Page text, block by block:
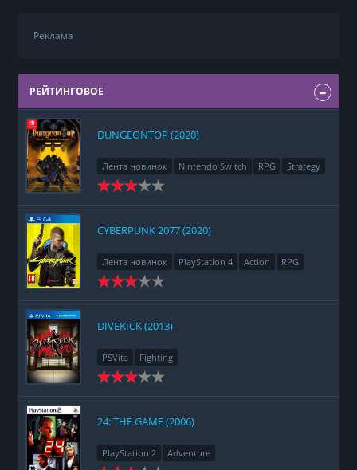
Реклама
РЕЙТИНГОВОЕ
DUNGEONTOP (2020)
Лента новинок Nintendo Switch RPG Strategy
CYBERPUNK 2077 (2020)
Лента новинок PlayStation 4 Action
RPG
Racing
Adventure
DIVEKICK (2013)
PSVita Fighting
24: THE GAME (2006)
PlayStation 2 Adventure